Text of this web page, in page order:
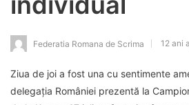
Federatia Romana de Scrima 12 ani
Ziua de joi a fost una cu sentimente
delegația României prezentă la